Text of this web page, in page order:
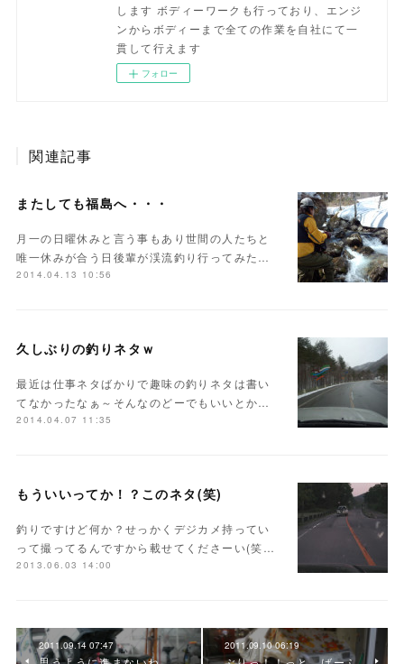
します ボディーワークも行っており、エンジ
ンからボディーまで全ての作業を自社にて一
貫して行えます
フォロー
関連記事
またしても福島へ・・・
月一の日曜休みと言う事もあり世間の人たちと
唯一休みが合う日後輩が渓流釣り行ってみた…
2014.04.13 10:56
久しぶりの釣りネタｗ
最近は仕事ネタばかりで趣味の釣りネタは書い
てなかったなぁ～そんなのどーでもいいとか…
2014.04.07 11:35
もういいってか！？このネタ(笑)
釣りですけど何か？せっかくデジカメ持ってい
って撮ってるんですから載せてくださーい(笑…
2013.06.03 14:00
2011.09.14 07:47 2011.09.10 06:19